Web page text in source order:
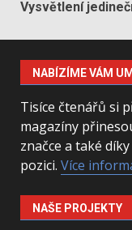
Vysvětlení
NABÍZÍME VÁM
Tisíce čtenářů si
magazíny
značce a také
pozici. Více
NAŠE PROJEKTY